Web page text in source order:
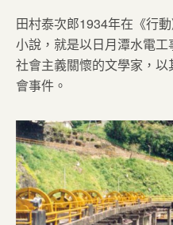
田村泰次郎1934年在《行
小說，就是以日月潭水電工
社會主義關懷的文學家，
會事件。